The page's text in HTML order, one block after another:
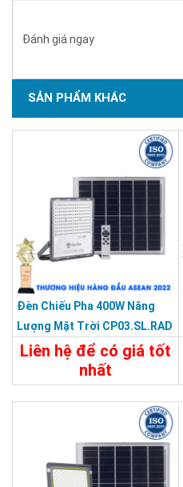
Đánh giá ngay
SẢN PHẨM KHÁC
Đèn Chiếu Pha 400W Năng
Lượng Mặt Trời CP03.SL.RAD
400W.V2
Liên hệ để có giá tốt
nhất